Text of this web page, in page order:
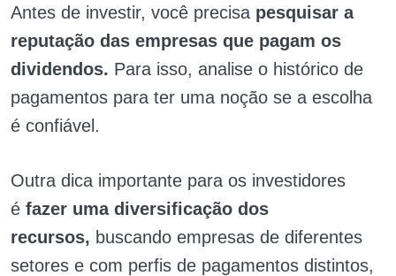
Antes de investir, você precisa pesquisar a
reputação das empresas que pagam os
dividendos. Para isso, analise o histórico de
pagamentos para ter uma noção se a escolha
é confiável.
Outra dica importante para os investidores
é fazer uma diversificação dos
recursos, buscando empresas de diferentes
setores e com perfis de pagamentos distintos,